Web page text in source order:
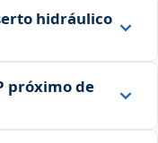
hidráulico
próximo de